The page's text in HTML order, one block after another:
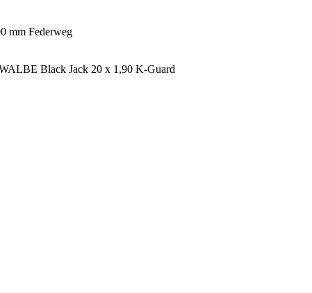
mm Federweg
Black Jack 20 x 1,90 K-Guard